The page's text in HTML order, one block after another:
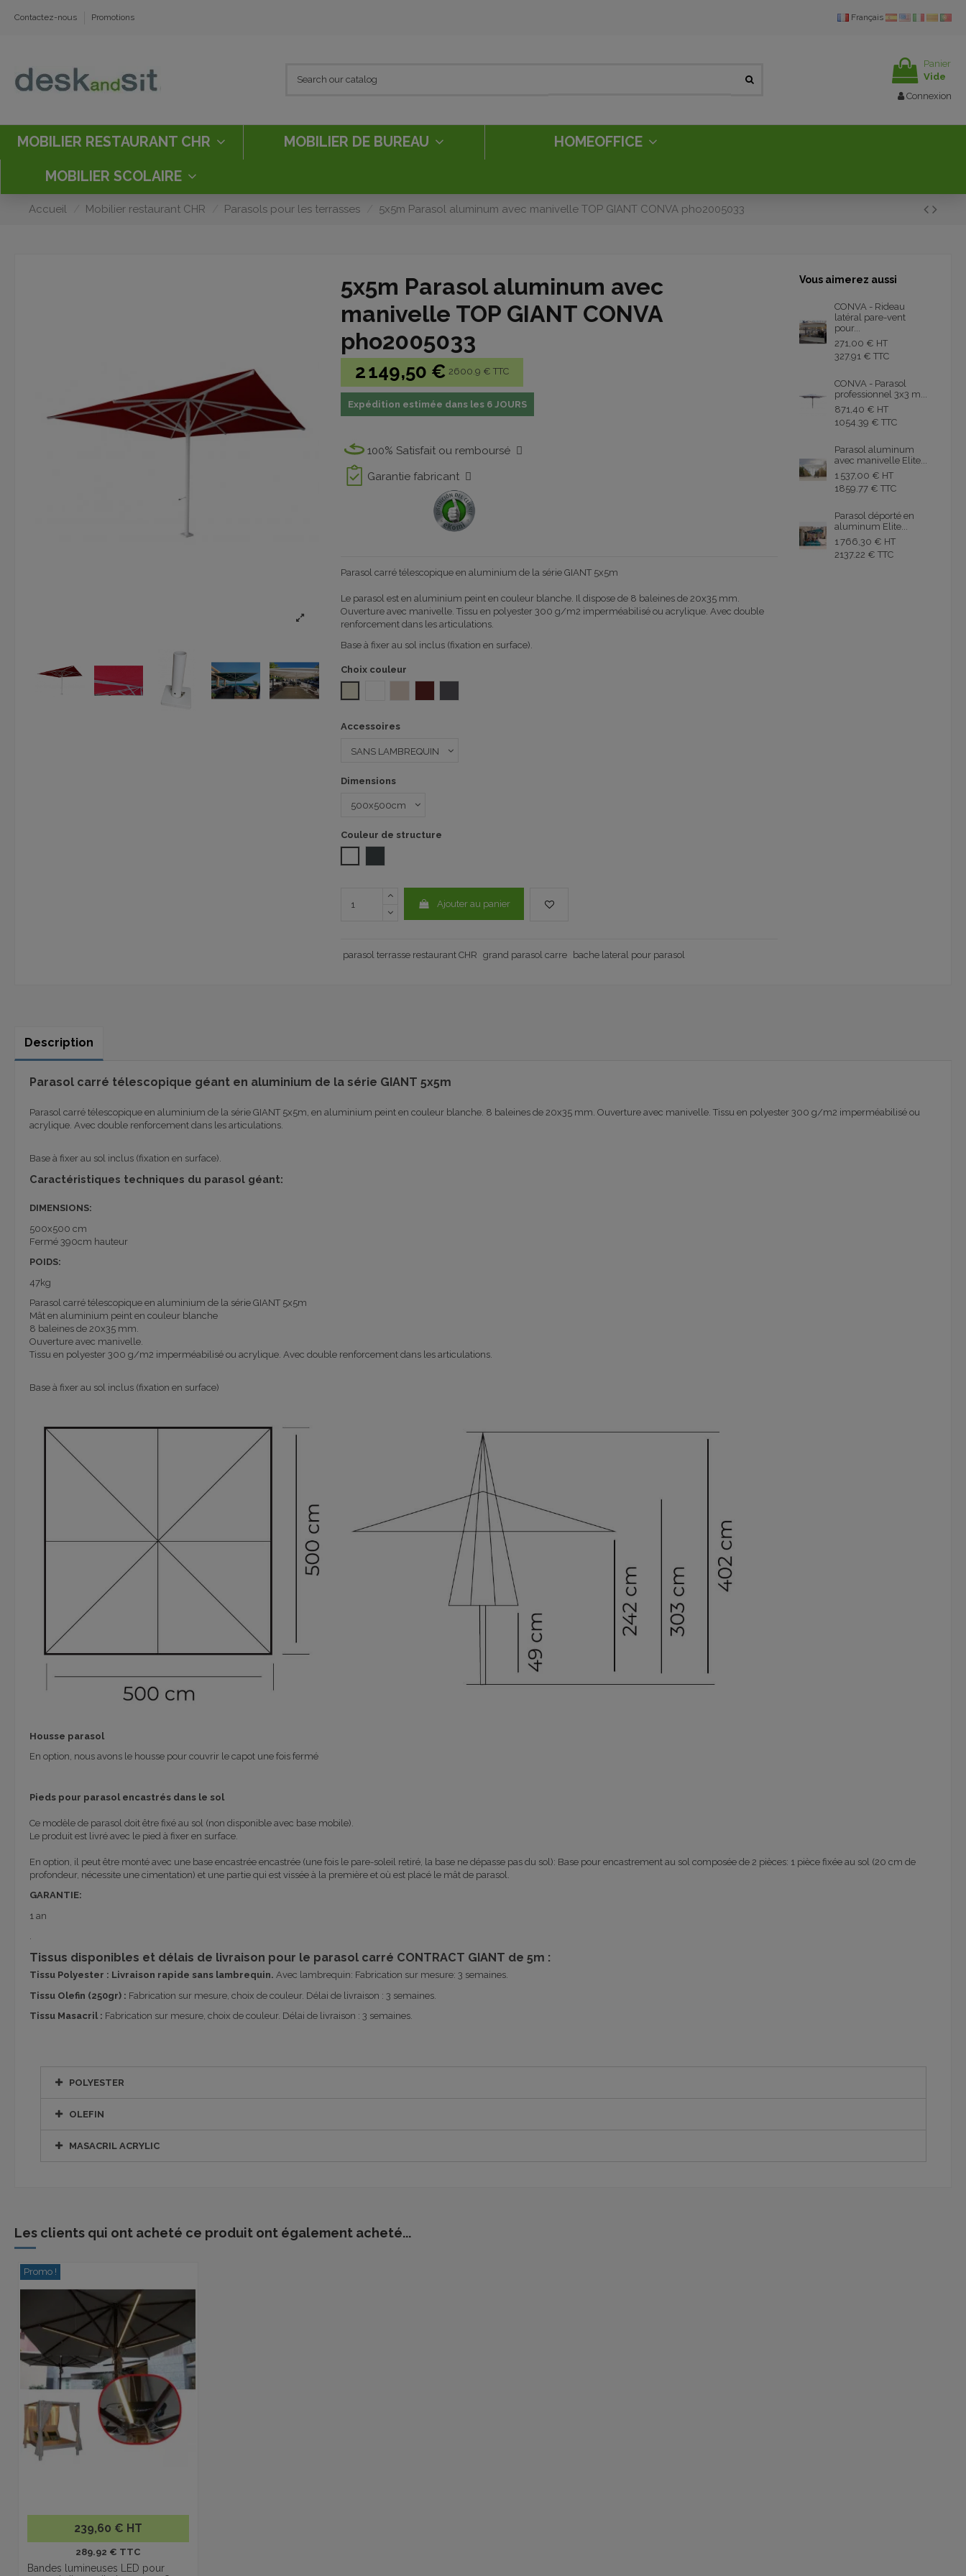
Contactez-nous Promotions Français
Panier
Vide
Connexion
MOBILIER RESTAURANT CHR MOBILIER DE BUREAU HOMEOFFICE
MOBILIER SCOLAIRE
Accueil Mobilier restaurant CHR Parasols pour les terrasses 5x5m Parasol aluminum avec manivelle TOP GIANT CONVA pho2005033
5x5m Parasol aluminum avec
manivelle TOP GIANT CONVA
pho2005033
2 149,50 € 2600.9 € TTC
Expédition estimée dans les 6 JOURS
100% Satisfait ou remboursé
Garantie fabricant
Parasol carré télescopique en aluminium de la série GIANT 5x5m
Le parasol est en aluminium peint en couleur blanche. Il dispose de 8 baleines de 20x35 mm.
Ouverture avec manivelle. Tissu en polyester 300 g/m2 imperméabilisé ou acrylique. Avec double
renforcement dans les articulations.
Base à fixer au sol inclus (fixation en surface).
Choix couleur
Accessoires
Dimensions
Couleur de structure
Ajouter au panier
parasol terrasse restaurant CHR grand parasol carre bache lateral pour parasol
Vous aimerez aussi
CONVA - Rideau
latéral pare-vent
pour...
271,00 € HT
327.91 € TTC
CONVA - Parasol
professionnel 3x3 m...
871,40 € HT
1054.39 € TTC
Parasol aluminum
avec manivelle Elite...
1 537,00 € HT
1859.77 € TTC
Parasol déporté en
aluminum Elite...
1 766,30 € HT
2137.22 € TTC
Description
Parasol carré télescopique géant en aluminium de la série GIANT 5x5m
Parasol carré télescopique en aluminium de la série GIANT 5x5m, en aluminium peint en couleur blanche. 8 baleines de 20x35 mm. Ouverture avec manivelle. Tissu en polyester 300 g/m2 imperméabilisé ou
acrylique. Avec double renforcement dans les articulations.
Base à fixer au sol inclus (fixation en surface).
Caractéristiques techniques du parasol géant:
DIMENSIONS:
500x500 cm
Fermé 390cm hauteur
POIDS:
47kg
Parasol carré télescopique en aluminium de la série GIANT 5x5m
Mât en aluminium peint en couleur blanche
8 baleines de 20x35 mm.
Ouverture avec manivelle.
Tissu en polyester 300 g/m2 imperméabilisé ou acrylique. Avec double renforcement dans les articulations.
Base à fixer au sol inclus (fixation en surface)
Housse parasol
En option, nous avons le housse pour couvrir le capot une fois fermé
Pieds pour parasol encastrés dans le sol
Ce modèle de parasol doit être fixé au sol (non disponible avec base mobile).
Le produit est livré avec le pied à fixer en surface.
En option, il peut être monté avec une base encastrée encastrée (une fois le pare-soleil retiré, la base ne dépasse pas du sol): Base pour encastrement au sol composée de 2 pièces: 1 pièce fixée au sol (20 cm de
profondeur, nécessite une cimentation) et une partie qui est vissée à la première et où est placé le mât de parasol.
GARANTIE:
1 an
.
Tissus disponibles et délais de livraison pour le parasol carré CONTRACT GIANT de 5m :
Tissu Polyester : Livraison rapide sans lambrequin. Avec lambrequin: Fabrication sur mesure: 3 semaines.
Tissu Olefin (250gr) : Fabrication sur mesure, choix de couleur. Délai de livraison : 3 semaines.
Tissu Masacril : Fabrication sur mesure, choix de couleur. Délai de livraison : 3 semaines.
POLYESTER
OLEFIN
MASACRIL ACRYLIC
Les clients qui ont acheté ce produit ont également acheté...
Promo !
239,60 € HT
289.92 € TTC
Bandes lumineuses LED pour